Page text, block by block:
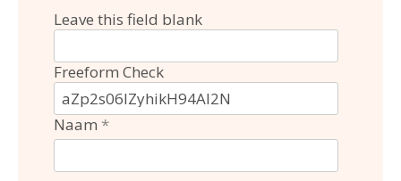
Leave this field blank
Freeform Check
Naam